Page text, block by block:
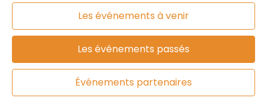
Les événements à venir
Les événements passés
Événements partenaires